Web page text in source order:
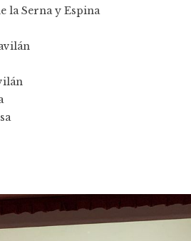
la Serna y Espina